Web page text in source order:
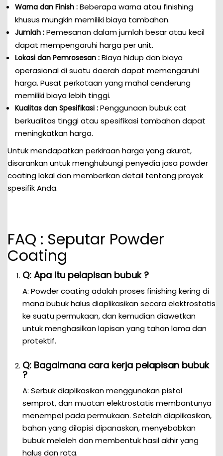
Warna dan Finish : Beberapa warna atau finishing
khusus mungkin memiliki biaya tambahan.
Jumlah : Pemesanan dalam jumlah besar atau kecil
dapat mempengaruhi harga per unit.
Lokasi dan Pemrosesan : Biaya hidup dan biaya
operasional di suatu daerah dapat memengaruhi
harga. Pusat perkotaan yang mahal cenderung
memiliki biaya lebih tinggi.
Kualitas dan Spesifikasi : Penggunaan bubuk cat
berkualitas tinggi atau spesifikasi tambahan dapat
meningkatkan harga.
Untuk mendapatkan perkiraan harga yang akurat,
disarankan untuk menghubungi penyedia jasa powder
coating lokal dan memberikan detail tentang proyek
spesifik Anda.
FAQ : Seputar Powder
Coating
Q: Apa itu pelapisan bubuk ?
A: Powder coating adalah proses finishing kering di
mana bubuk halus diaplikasikan secara elektrostatis
ke suatu permukaan, dan kemudian diawetkan
untuk menghasilkan lapisan yang tahan lama dan
protektif.
Q: Bagaimana cara kerja pelapisan bubuk
?
A: Serbuk diaplikasikan menggunakan pistol
semprot, dan muatan elektrostatis membantunya
menempel pada permukaan. Setelah diaplikasikan,
bahan yang dilapisi dipanaskan, menyebabkan
bubuk meleleh dan membentuk hasil akhir yang
halus dan rata.